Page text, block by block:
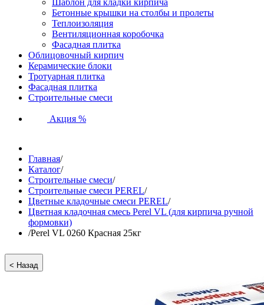
Шаблон для кладки кирпича
Бетонные крышки на столбы и пролеты
Теплоизоляция
Вентиляционная коробочка
Фасадная плитка
Облицовочный кирпич
Керамические блоки
Тротуарная плитка
Фасадная плитка
Строительные смеси
Акция %
Главная/
Каталог/
Строительные смеси/
Строительные смеси PEREL/
Цветные кладочные смеси PEREL/
Цветная кладочная смесь Perel VL (для кирпича ручной
формовки)
/Perel VL 0260 Красная 25кг